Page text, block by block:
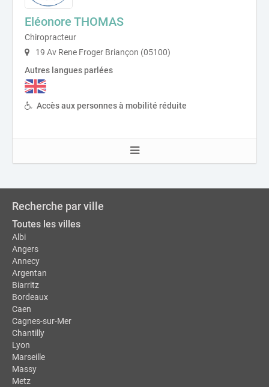
Eléonore THOMAS
Chiropracteur
19 Av Rene Froger Briançon (05100)
Autres langues parlées
Accès aux personnes à mobilité réduite
Recherche par ville
Toutes les villes
Albi
Angers
Annecy
Argentan
Biarritz
Bordeaux
Caen
Cagnes-sur-Mer
Chantilly
Lyon
Marseille
Massy
Metz